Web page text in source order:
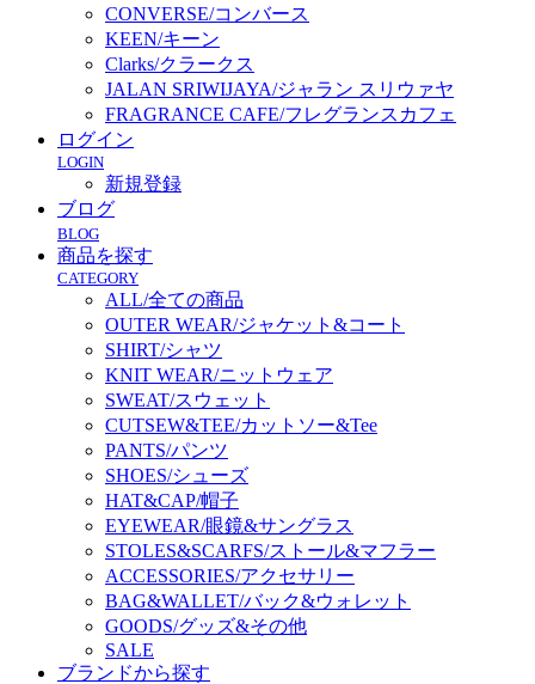
CONVERSE/コンバース
KEEN/キーン
Clarks/クラークス
JALAN SRIWIJAYA/ジャラン スリウァヤ
FRAGRANCE CAFE/フレグランスカフェ
ログイン
LOGIN
新規登録
ブログ
BLOG
商品を探す
CATEGORY
ALL/全ての商品
OUTER WEAR/ジャケット&コート
SHIRT/シャツ
KNIT WEAR/ニットウェア
SWEAT/スウェット
CUTSEW&TEE/カットソー&Tee
PANTS/パンツ
SHOES/シューズ
HAT&CAP/帽子
EYEWEAR/眼鏡&サングラス
STOLES&SCARFS/ストール&マフラー
ACCESSORIES/アクセサリー
BAG&WALLET/バック&ウォレット
GOODS/グッズ&その他
SALE
ブランドから探す